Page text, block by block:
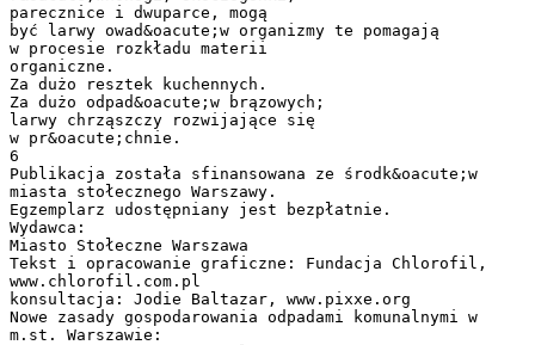
parecznice i dwuparce, mogą
być larwy owad&oacute;w organizmy te pomagają
w procesie rozkładu materii
organiczne.
Za dużo resztek kuchennych.
Za dużo odpad&oacute;w brązowych;
larwy chrząszczy rozwijające się
w pr&oacute;chnie.
6
Publikacja została sfinansowana ze środk&oacute;w
miasta stołecznego Warszawy.
Egzemplarz udostępniany jest bezpłatnie.
Wydawca:
Miasto Stołeczne Warszawa
Tekst i opracowanie graficzne: Fundacja Chlorofil,
www.chlorofil.com.pl
konsultacja: Jodie Baltazar, www.pixxe.org
Nowe zasady gospodarowania odpadami komunalnymi w
m.st. Warszawie: